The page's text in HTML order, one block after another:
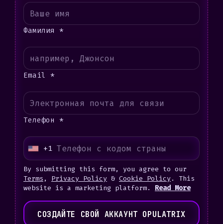
Фамилия *
Email *
Телефон *
U
i
t
e
+1
By submitting this form, you agree to our
Terms , Privacy Policy & Cookie Policy. This
website is a marketing platform. Read More
СОЗДАЙТЕ СВОЙ АККАУНТ OPULATRIX